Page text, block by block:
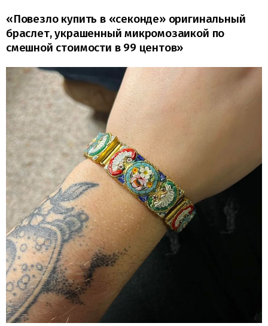
«Повезло купить в «секонде» оригинальный
браслет, украшенный микромозаикой по
смешной стоимости в 99 центов»